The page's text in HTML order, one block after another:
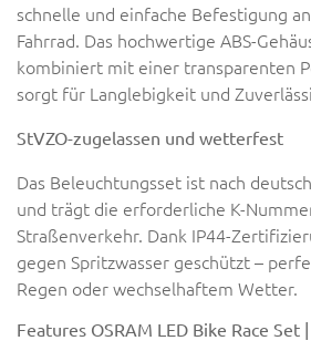
schnelle und einfache Befestigung
Fahrrad. Das hochwertige ABS-
kombiniert mit einer transparenten
sorgt für Langlebigkeit und
StVZO-zugelassen und wetterfest
Das Beleuchtungsset ist nach
und trägt die erforderliche K-
Straßenverkehr. Dank IP44-
gegen Spritzwasser geschützt –
Regen oder wechselhaftem Wetter.
Features OSRAM LED Bike Race Set